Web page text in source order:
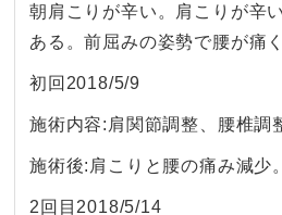
朝肩こりが辛い。肩こりが辛
ある。前屈みの姿勢で腰が痛
初回2018/5/9
施術内容:肩関節調整、腰椎調
施術後:肩こりと腰の痛み減少。
2回目2018/5/14